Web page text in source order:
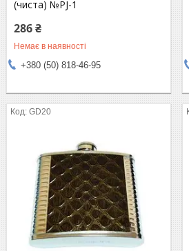
(чиста) №PJ-1
286 ₴
Немає в наявності
+380 (50) 818-46-95
GD20